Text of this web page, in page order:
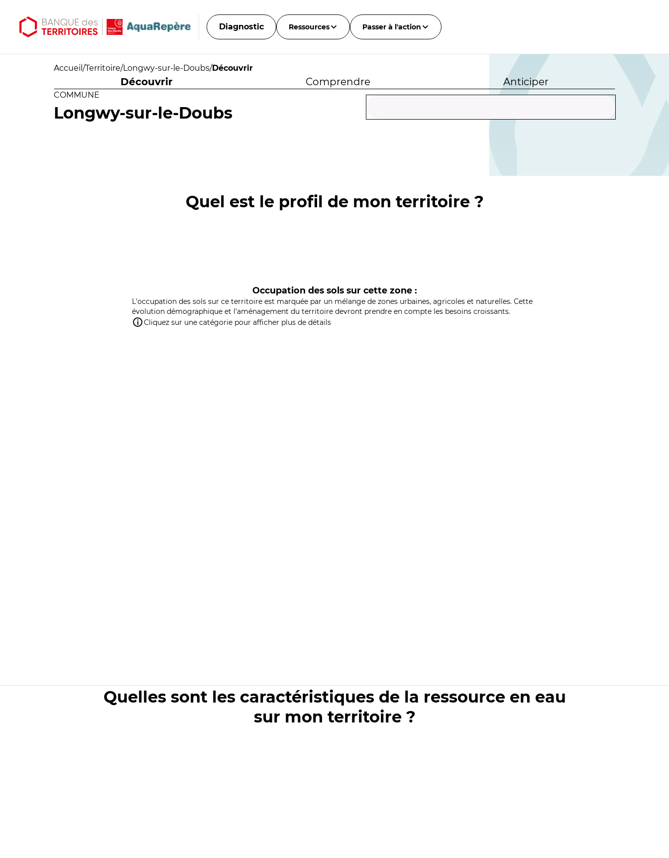
Diagnostic Ressources Passer à l'action
Accueil /Territoire/Longwy-sur-le-Doubs/Découvrir
Découvrir Comprendre Anticiper
COMMUNE
Longwy-sur-le-Doubs
Quel est le profil de mon territoire ?
Occupation des sols sur cette zone :
L'occupation des sols sur ce territoire est marquée par un mélange de zones urbaines, agricoles et naturelles. Cette
évolution démographique et l'aménagement du territoire devront prendre en compte les besoins croissants.
Cliquez sur une catégorie pour afficher plus de détails
Quelles sont les caractéristiques de la ressource en eau
sur mon territoire ?